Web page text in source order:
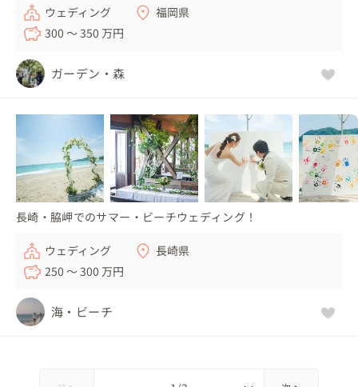
ウェディング
福岡県
300 〜 350 万円
ガーデン・森
長崎・脇岬でのサマー・ビーチウェディング！
ウェディング
長崎県
250 〜 300 万円
海・ビーチ